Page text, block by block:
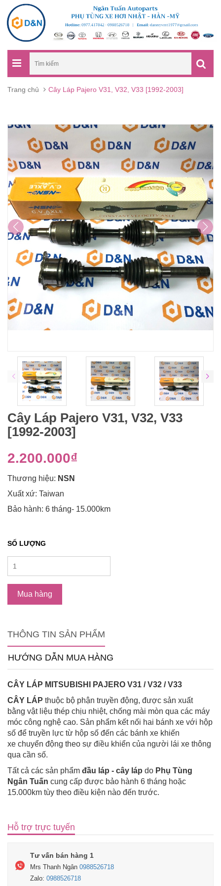
Trang chủ Cây Láp Pajero V31, V32, V33 [1992-2003]
Cây Láp Pajero V31, V32, V33
[1992-2003]
2.200.000₫
Thương hiệu: NSN
Xuất xứ: Taiwan
Bảo hành: 6 tháng- 15.000km
SỐ LƯỢNG
Mua hàng
THÔNG TIN SẢN PHẨM
HƯỚNG DẪN MUA HÀNG
CÂY LÁP MITSUBISHI PAJERO V31 / V32 / V33
CÂY LÁP thuộc bộ phận truyền động, được sản xuất
bằng vật liệu thép chịu nhiệt, chống mài mòn qua các máy
móc công nghệ cao. Sản phẩm kết nối hai bánh xe với hộp
số để truyền lực từ hộp số đến các bánh xe khiến
xe chuyển động theo sự điều khiển của người lái xe thông
qua cần số.
Tất cả các sản phẩm đầu láp - cây láp do Phụ Tùng
Ngân Tuấn cung cấp được bảo hành 6 tháng hoặc
15.000km tùy theo điều kiện nào đến trước.
Hỗ trợ trực tuyến
Tư vấn bán hàng 1
Mrs Thanh Ngân 0988526718
Zalo: 0988526718